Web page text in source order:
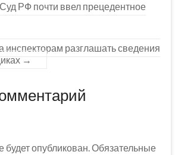
РФ почти ввел прецедентное
инспекторам разглашать сведения
→
опубликован. Обязательные